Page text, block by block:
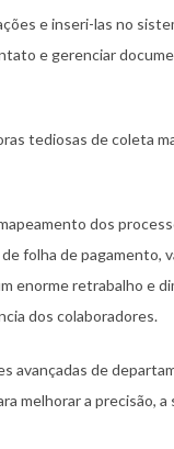
e inseri-las no
e gerenciar
tediosas de coleta
dos
folha de
enorme retrabalho e
dos colaboradores.
avançadas de
melhorar a precisão,